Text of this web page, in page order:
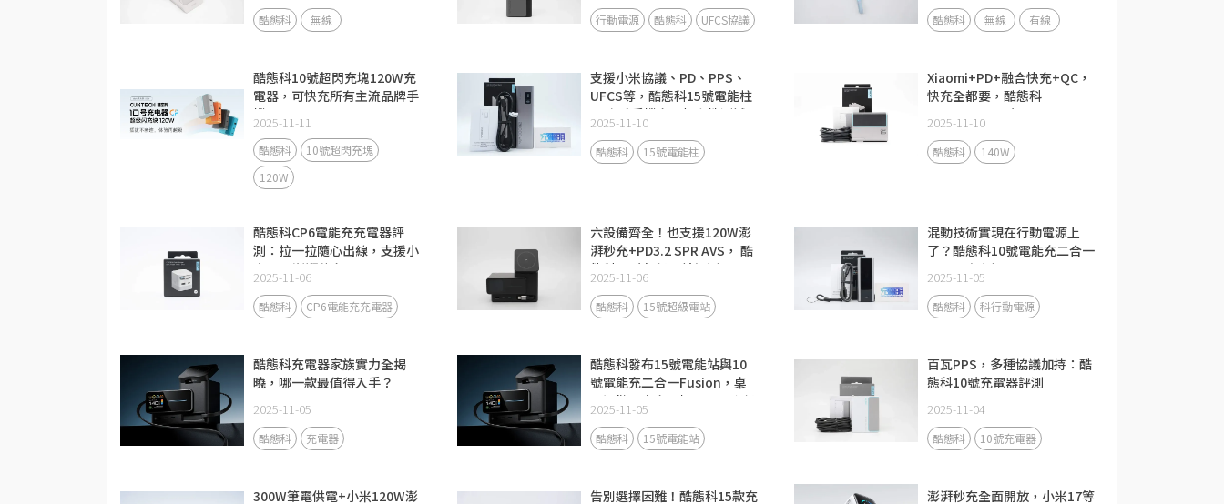
酷態科 無線 行動電源 酷態科 UFCS協議 酷態科 無線 有線
酷態科10號超閃充塊120W充
電器，可快充所有主流品牌手
機
2025-11-11
酷態科
10號超閃充塊
120W
支援小米協議、PD、PPS、
UFCS等，酷態科15號電能柱
SE米系手機充電相容性測試
2025-11-10
酷態科 15號電能柱
Xiaomi+PD+融合快充+QC，
快充全都要，酷態科
CUKTECH 15號140W 3C1A
充電器評測
2025-11-10
酷態科 140W
酷態科CP6電能充充電器評
測：拉一拉隨心出線，支援小
米67W澎湃秒充！
2025-11-06
酷態科 CP6電能充充電器
六設備齊全！也支援120W澎
湃秒充+PD3.2 SPR AVS， 酷
態科15號超級電站評測
2025-11-06
酷態科 15號超級電站
混動技術實現在行動電源上
了？酷態科10號電能充二合一
Fusion評測
2025-11-05
酷態科 科行動電源
酷態科充電器家族實力全揭
曉，哪一款最值得入手？
2025-11-05
酷態科 充電器
酷態科發布15號電能站與10
號電能充二合一Fusion，桌
面通勤兩大充電場景全面升級
2025-11-05
酷態科 15號電能站
百瓦PPS，多種協議加持：酷
態科10號充電器評測
2025-11-04
酷態科 10號充電器
300W筆電供電+小米120W澎 告別選擇困難！酷態科15款充 澎湃秒充全面開放，小米17等